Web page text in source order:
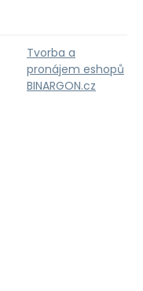
Tvorba a
pronájem eshopů
BINARGON.cz